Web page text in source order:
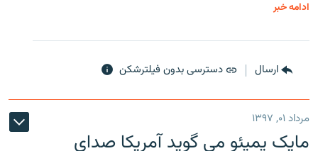
ادامه خبر
ارسال دسترسی بدون فیلترشکن
مرداد ۰۱, ۱۳۹۷
مایک پمپئو می گوید آمریکا صدای